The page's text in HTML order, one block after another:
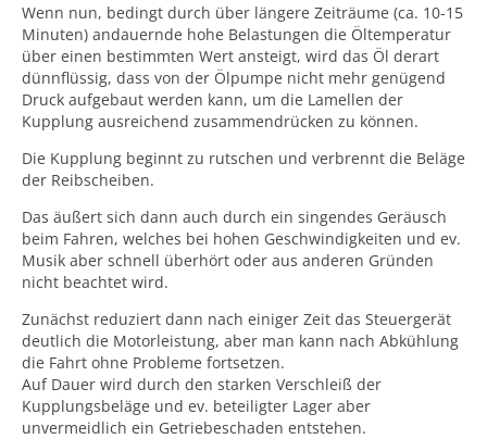
Wenn nun, bedingt durch über längere Zeiträume (ca. 10-15
Minuten) andauernde hohe Belastungen die Öltemperatur
über einen bestimmten Wert ansteigt, wird das Öl derart
dünnflüssig, dass von der Ölpumpe nicht mehr genügend
Druck aufgebaut werden kann, um die Lamellen der
Kupplung ausreichend zusammendrücken zu können.
Die Kupplung beginnt zu rutschen und verbrennt die Beläge
der Reibscheiben.
Das äußert sich dann auch durch ein singendes Geräusch
beim Fahren, welches bei hohen Geschwindigkeiten und ev.
Musik aber schnell überhört oder aus anderen Gründen
nicht beachtet wird.
Zunächst reduziert dann nach einiger Zeit das Steuergerät
deutlich die Motorleistung, aber man kann nach Abkühlung
die Fahrt ohne Probleme fortsetzen.
Auf Dauer wird durch den starken Verschleiß der
Kupplungsbeläge und ev. beteiligter Lager aber
unvermeidlich ein Getriebeschaden entstehen.